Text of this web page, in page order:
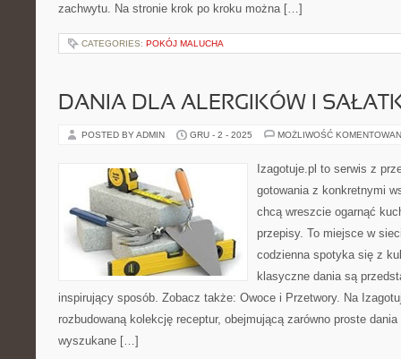
zachwytu. Na stronie krok po kroku można […]
CATEGORIES: POKÓJ MALUCHA
DANIA DLA ALERGIKÓW I
POSTED BY ADMIN GRU - 2 - 2025 MOŻLIWOŚĆ
Izagotuje.pl to serwis z
gotowania z konkretnymi
chcą wreszcie ogarnąć
przepisy. To miejsce w
codzienna spotyka się z
klasyczne dania są
inspirujący sposób. Zobacz także: Owoce i Przetwory. Na
rozbudowaną kolekcję receptur, obejmującą zarówno proste
wyszukane […]